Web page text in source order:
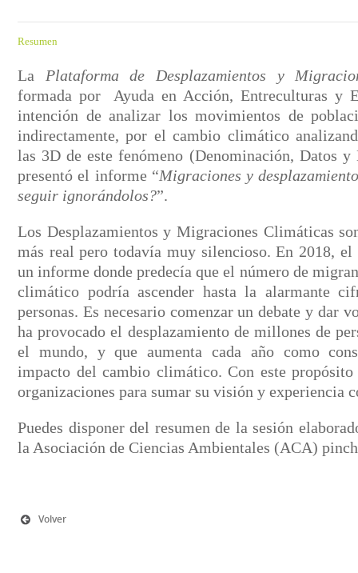
Resumen
La Plataforma de Desplazamientos y
formada por Ayuda en Acción, Entreculturas y
intención de analizar los movimientos de
indirectamente, por el cambio climático
las 3D de este fenómeno (Denominación, Datos
presentó el informe “Migraciones y
seguir ignorándolos?”.
Los Desplazamientos y Migraciones Climáticas
más real pero todavía muy silencioso. En 2018,
un informe donde predecía que el número de
climático podría ascender hasta la alarmante
personas. Es necesario comenzar un debate y dar
ha provocado el desplazamiento de millones de
el mundo, y que aumenta cada año como
impacto del cambio climático. Con este propósito
organizaciones para sumar su visión y experiencia
Puedes disponer del resumen de la sesión
la Asociación de Ciencias Ambientales (ACA)
Volver